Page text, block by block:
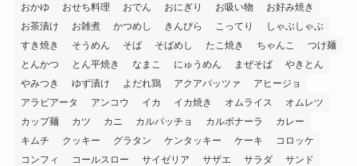
おかゆ
おせち料理 おでん おにぎり お吸い物
お好み焼き
お茶漬け
お雑煮 かつめし きんぴら こってり
しゃぶしゃぶ
すき焼き
そうめん そば そばめし たこ焼き ちゃんこ
つけ麺
とんかつ
とん平焼き なまこ にゅうめん まぜそば
やきとん
やみつき
ゆず漬け よだれ鶏 アクアパッツァ
アヒージョ
アラビアータ
アンコウ イカ イカ焼き オムライス
オムレツ
カップ麺
カツ カニ カルパッチョ カルボナーラ
カレー
キムチ
クッキー グラタン ケンタッキー ケーキ
コロッケ
コンフィ
コールスロー サイゼリア サザエ サラダ
サンド